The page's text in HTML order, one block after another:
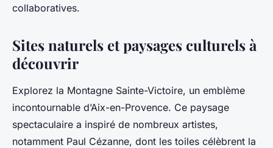
collaboratives.
Sites naturels et paysages culturels à
découvrir
Explorez la Montagne Sainte-Victoire, un emblème
incontournable d’Aix-en-Provence. Ce paysage
spectaculaire a inspiré de nombreux artistes,
notamment Paul Cézanne, dont les toiles célèbrent la